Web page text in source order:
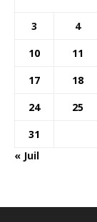
3
4
10
11
17
18
24
25
31
« Juil